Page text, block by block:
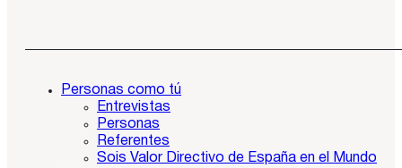
Personas como tú
Entrevistas
Personas
Referentes
Sois Valor Directivo de España en el Mundo